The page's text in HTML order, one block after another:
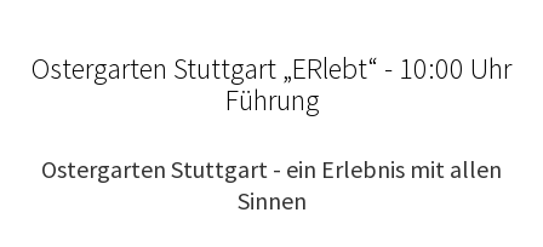
Ostergarten Stuttgart „ERlebt“ - 10:00 Uhr
Führung
Ostergarten Stuttgart - ein Erlebnis mit allen
Sinnen